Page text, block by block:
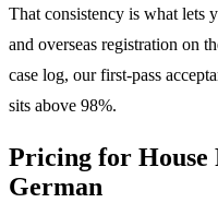
That consistency is what lets
and overseas registration on
case log, our first-pass
sits above 98%.
Pricing for
German